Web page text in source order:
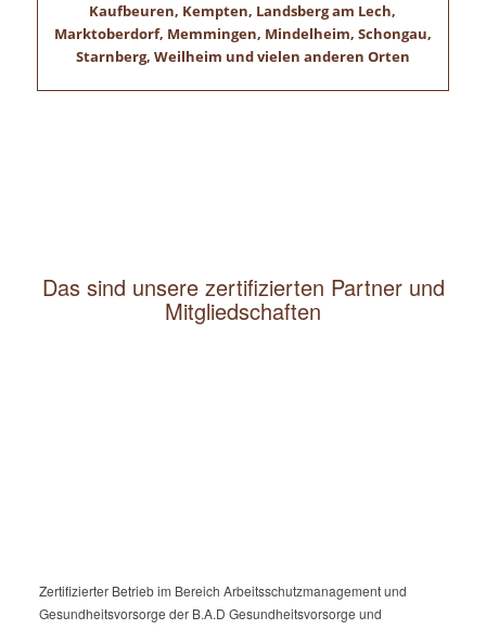
Kaufbeuren, Kempten, Landsberg am Lech,
Marktoberdorf, Memmingen, Mindelheim, Schongau,
Starnberg, Weilheim und vielen anderen Orten
Das sind unsere zertifizierten Partner und
Mitgliedschaften
Zertifizierter Betrieb im Bereich Arbeitsschutzmanagement und
Gesundheitsvorsorge der B.A.D Gesundheitsvorsorge und